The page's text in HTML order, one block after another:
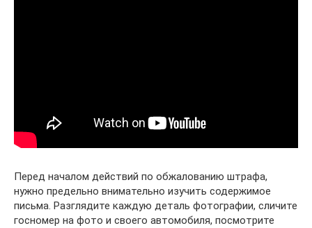
Перед началом действий по обжалованию штрафа,
нужно предельно внимательно изучить содержимое
письма. Разглядите каждую деталь фотографии, сличите
госномер на фото и своего автомобиля, посмотрите